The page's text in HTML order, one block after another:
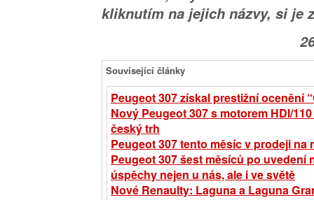
kliknutím na jejich názvy, si je
Související články
Peugeot 307 získal prestižní ocenění
Nový Peugeot 307 s motorem HDI/
český trh
Peugeot 307 tento měsíc v prodeji na
Peugeot 307 šest měsíců po uvedení
úspěchy nejen u nás, ale i ve světě
Nové Renaulty: Laguna a Laguna